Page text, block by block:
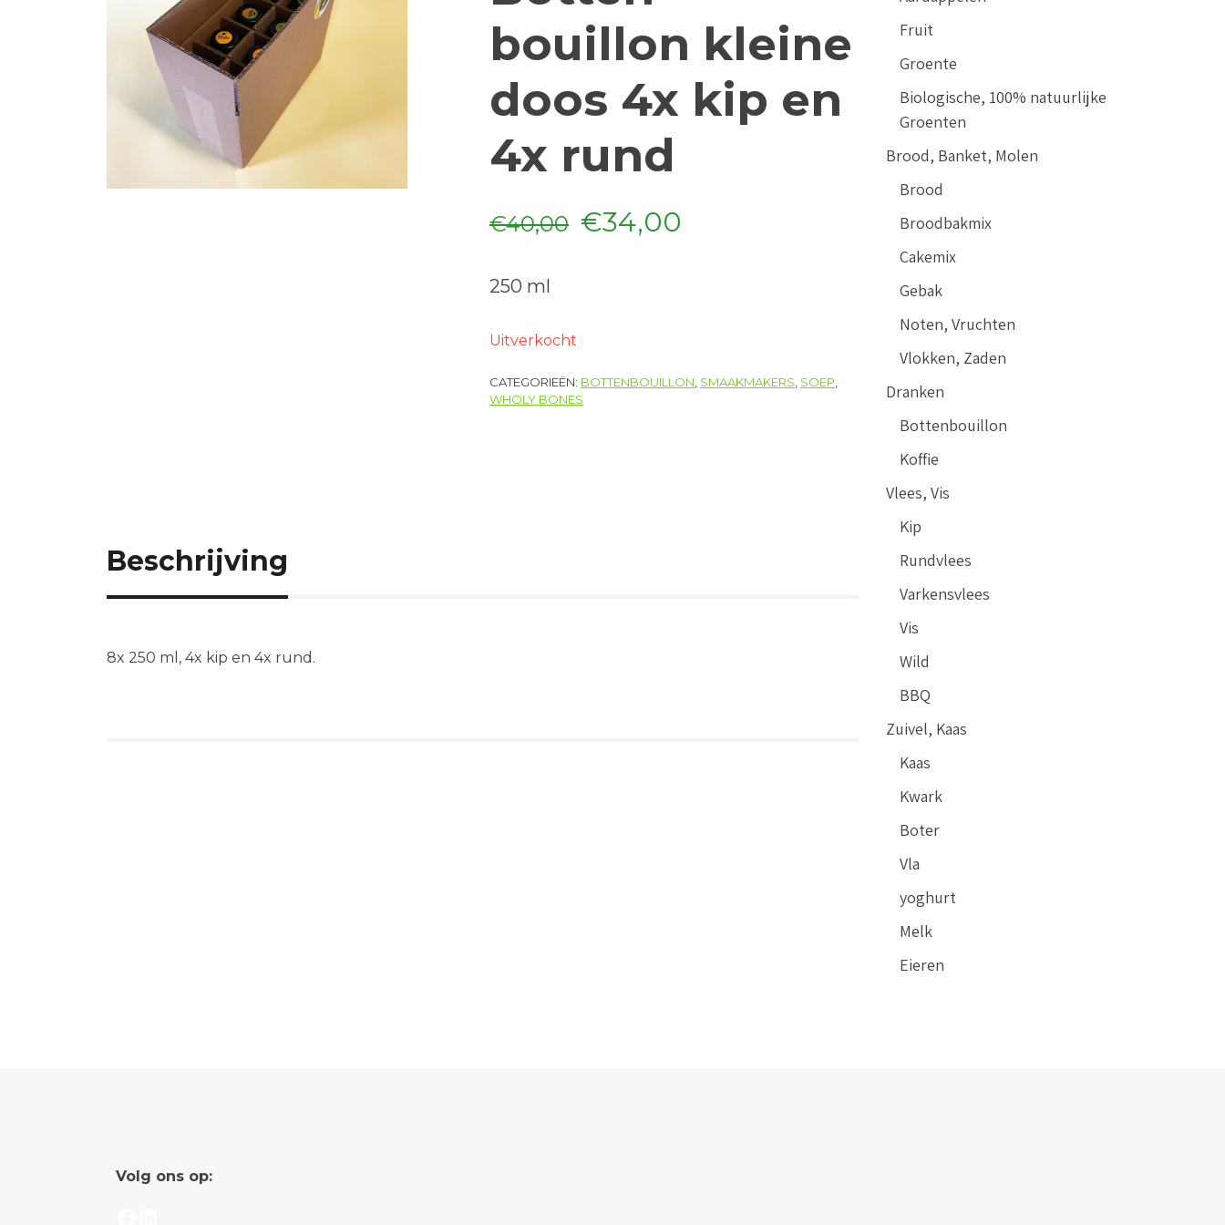
bouillon kleine
doos 4x kip en
4x rund
€40,00 Oorspronkelijke
€34,00
250 ml
Uitverkocht
CATEGORIEËN: BOTTENBOUILLON SMAAKMAKERS SOEP
WHOLY BONES
Beschrijving
8x 250 ml, 4x kip en 4x rund.
Fruit
Groente
Biologische, 100% natuurlijke
Groenten
Brood, Banket, Molen
Brood
Broodbakmix
Cakemix
Gebak
Noten, Vruchten
Vlokken, Zaden
Dranken
Bottenbouillon
Koffie
Vlees, Vis
Kip
Rundvlees
Varkensvlees
Vis
Wild
BBQ
Zuivel, Kaas
Kaas
Kwark
Boter
Vla
yoghurt
Melk
Eieren
Volg ons op: